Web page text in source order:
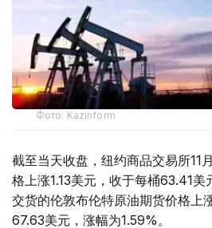
Фото: Kazinform
截至当天收盘，纽约商品交易所11
格上涨1.13美元，收于每桶63.41美
交货的伦敦布伦特原油期货价格上
67.63美元，涨幅为1.59%。